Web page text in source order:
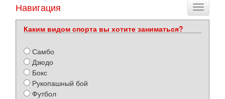
Toggle
Навигация
Каким видом спорта вы хотите заниматься?
Самбо
Дзюдо
Бокс
Рукопашный бой
Футбол